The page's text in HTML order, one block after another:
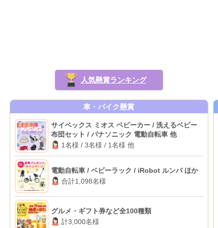
人気懸賞ランキング
車・バイク懸賞
サイベックス ミオス ベビーカー / 洗えるベビー
布団セット / パナソニック 電動自転車 他
1名様 / 3名様 / 1名様 他
電動自転車 / ベビーラック / iRobot ルンバ ほか
合計1,098名様
グルメ・ギフト券など全100種類
計3,000名様